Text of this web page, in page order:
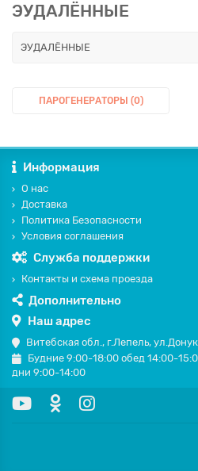
ЭУДАЛЁННЫЕ
ЭУДАЛЁННЫЕ
ПАРОГЕНЕРАТОРЫ (0)
Информация
О нас
Доставка
Политика Безопасности
Условия соглашения
Служба поддержки
Контакты и схема проезда
Дополнительно
Наш адрес
Витебская обл., г.Лепель,
Будние 9:00-18:00 обед 14:00-
дни 9:00-14:00